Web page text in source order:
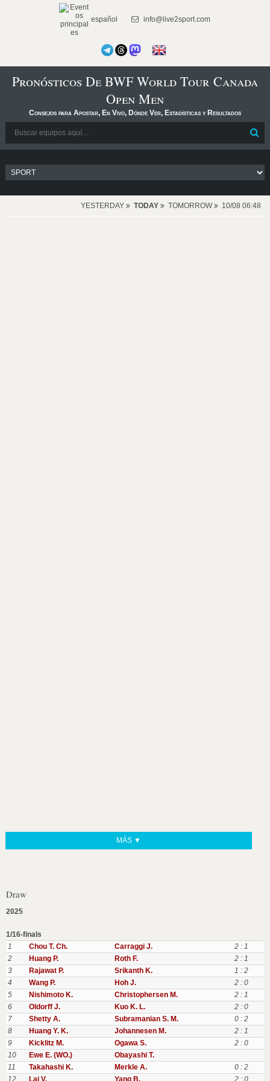
español info@live2sport.com
Pronósticos De BWF World Tour Canada
Open Men
Consejos para Apostar, En Vivo, Dónde Ver, Estadísticas y Resultados
YESTERDAY TODAY TOMORROW 10/08 06:48
MÁS ▼
Draw
2025
1/16-finals
1
Chou T. Ch. Carraggi J.
2 : 1
2
Huang P. Roth F.
2 : 1
3
Rajawat P. Srikanth K.
1 : 2
4
Wang P. Hoh J.
2 : 0
5
Nishimoto K. Christophersen M.
2 : 1
6
Oldorff J. Kuo K. L.
2 : 0
7
Shetty A. Subramanian S. M.
0 : 2
8
Huang Y. K. Johannesen M.
2 : 1
9
Kicklitz M. Ogawa S.
2 : 0
10
Ewe E. (WO.)
Obayashi T.
11
Takahashi K. Merkle A.
0 : 2
12
Lai V. Yang B. 2 : 0